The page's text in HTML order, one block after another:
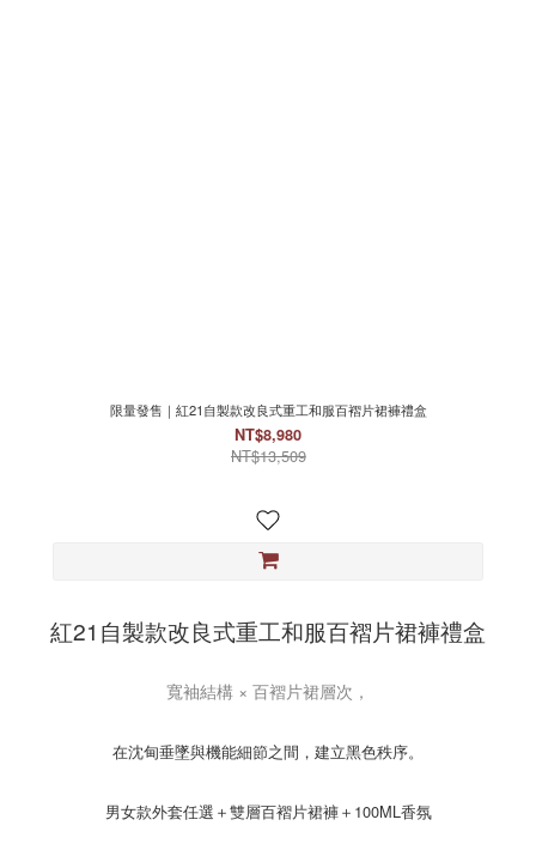
限量發售｜紅21自製款改良式重工和服百褶片裙褲禮盒
NT$8,980
NT$13,509
紅21自製款改良式重工和服百褶片裙褲禮盒
寬袖結構 × 百褶片裙層次，
在沈甸垂墜與機能細節之間，建立黑色秩序。
男女款外套任選＋雙層百褶片裙褲＋100ML香氛